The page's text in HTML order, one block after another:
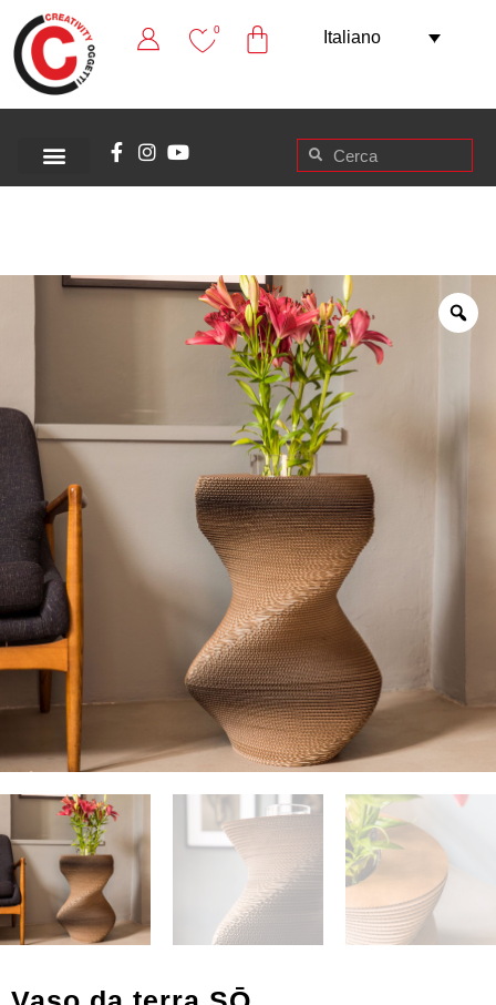
0 Italiano